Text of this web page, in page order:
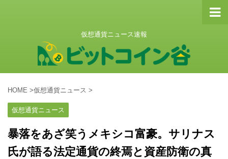
仮想通貨ニュース速報
HOME >仮想通貨ニュース >
仮想通貨ニュース
暴落をあざ笑うメキシコ富豪。サリナス
氏が語る法定通貨の終焉と資産防衛の真